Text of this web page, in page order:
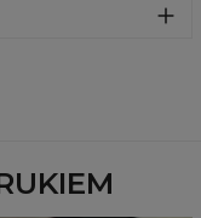
dopasować